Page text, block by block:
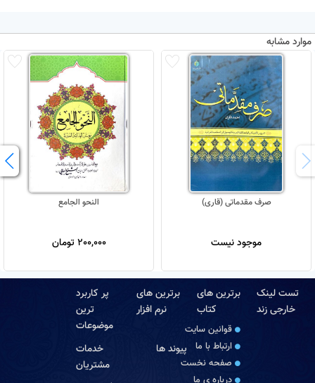
موارد مشابه
صرف مقدماتی (قاری)
موجود نیست
النحو الجامع
200,000 تومان
تست لینک
خارجی زند
برترین های
کتاب
قوانین سایت
ارتباط با ما
صفحه نخست
برترین های
نرم افزار
پر کاربرد
ترین
موضوعات
پیوند ها
خدمات
مشتریان